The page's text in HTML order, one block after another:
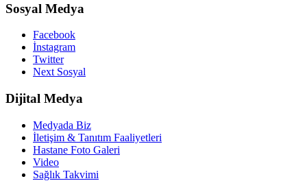
Sosyal Medya
Facebook
İnstagram
Twitter
Next Sosyal
Dijital Medya
Medyada Biz
İletişim & Tanıtım Faaliyetleri
Hastane Foto Galeri
Video
Sağlık Takvimi